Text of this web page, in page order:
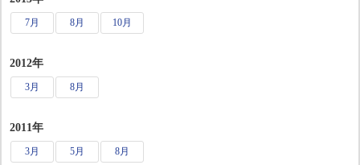
7月 8月 10月
2012年
3月 8月
2011年
3月 5月 8月